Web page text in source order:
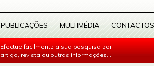
PUBLICAÇÕES MULTIMÉDIA CONTACTOS
Efectue facilmente a sua pesquisa por
artigo, revista ou outras informações...